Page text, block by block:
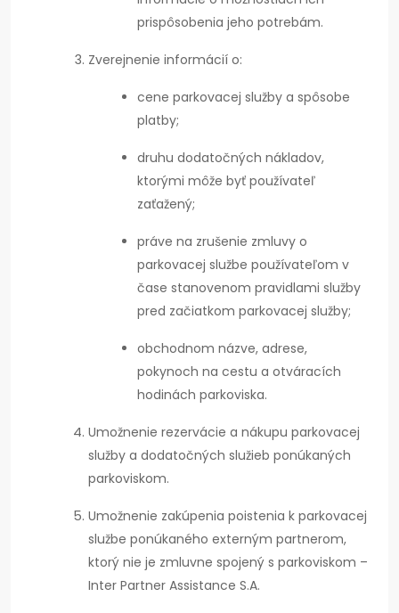
prispôsobenia jeho potrebám.
Zverejnenie informácií o:
cene parkovacej služby a spôsobe
platby;
druhu dodatočných nákladov,
ktorými môže byť používateľ
zaťažený;
práve na zrušenie zmluvy o
parkovacej službe používateľom v
čase stanovenom pravidlami služby
pred začiatkom parkovacej služby;
obchodnom názve, adrese,
pokynoch na cestu a otváracích
hodinách parkoviska.
Umožnenie rezervácie a nákupu parkovacej
služby a dodatočných služieb ponúkaných
parkoviskom.
Umožnenie zakúpenia poistenia k parkovacej
službe ponúkaného externým partnerom,
ktorý nie je zmluvne spojený s parkoviskom –
Inter Partner Assistance S.A.